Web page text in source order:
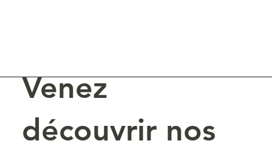
Venez
découvrir nos